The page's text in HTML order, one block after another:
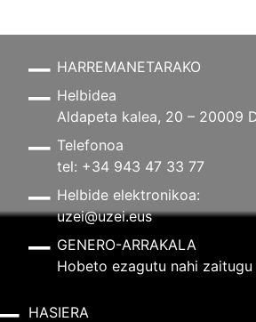
HARREMANETARAKO
Helbidea
Aldapeta kalea, 20 – 20009
Telefonoa
tel: +34 943 47 33 77
Helbide elektronikoa:
uzei@uzei.eus
GENERO-ARRAKALA
Hobeto ezagutu nahi zaitugu
HASIERA